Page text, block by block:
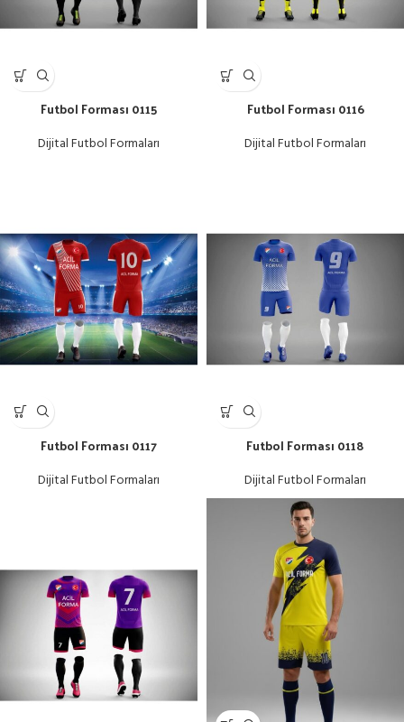
Futbol Forması 0115
Dijital Futbol Formaları
Futbol Forması 0116
Dijital Futbol Formaları
Futbol Forması 0117
Dijital Futbol Formaları
Futbol Forması 0118
Dijital Futbol Formaları